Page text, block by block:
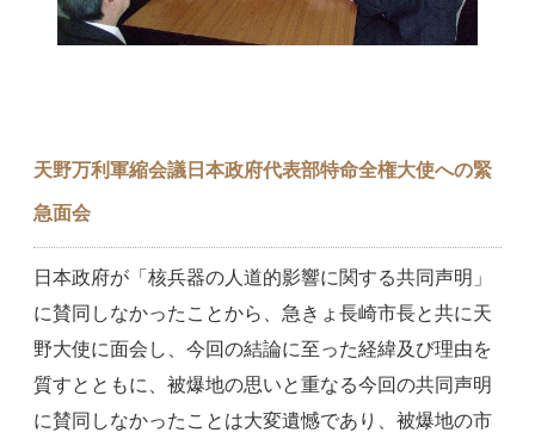
天野万利軍縮会議日本政府代表部特命全権大使への緊
急面会
日本政府が「核兵器の人道的影響に関する共同声明」
に賛同しなかったことから、急きょ長崎市長と共に天
野大使に面会し、今回の結論に至った経緯及び理由を
質すとともに、被爆地の思いと重なる今回の共同声明
に賛同しなかったことは大変遺憾であり、被爆地の市